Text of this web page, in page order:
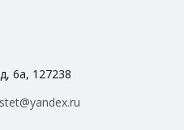
6а, 127238